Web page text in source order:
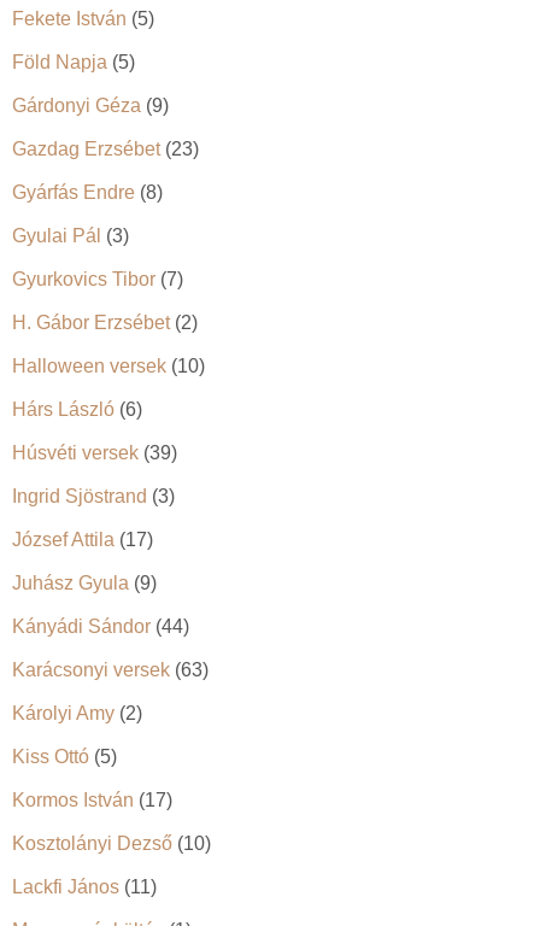
Fekete István (5)
Föld Napja (5)
Gárdonyi Géza (9)
Gazdag Erzsébet(23)
Gyárfás Endre (8)
Gyulai Pál (3)
Gyurkovics Tibor (7)
H. Gábor Erzsébet(2)
Halloween versek (10)
Hárs László (6)
Húsvéti versek (39)
Ingrid Sjöstrand (3)
József Attila (17)
Juhász Gyula (9)
Kányádi Sándor (44)
Karácsonyi versek (63)
Károlyi Amy (2)
Kiss Ottó (5)
Kormos István (17)
Kosztolányi Dezső (10)
Lackfi János (11)